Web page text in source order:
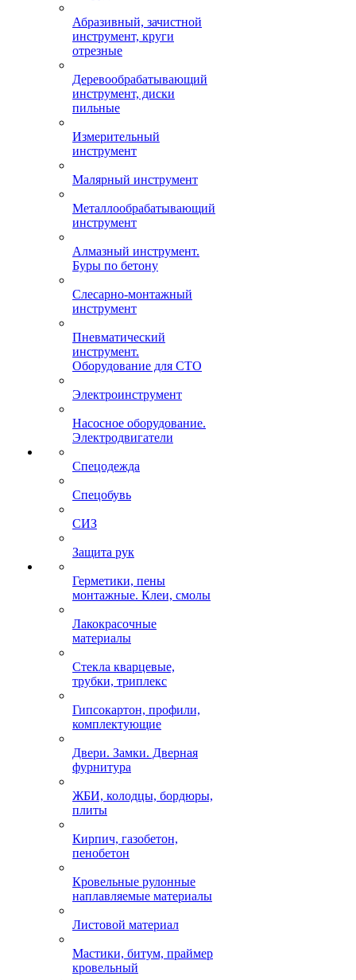
Абразивный, зачистной
инструмент, круги
отрезные
Деревообрабатывающий
инструмент, диски
пильные
Измерительный
инструмент
Малярный инструмент
Металлообрабатывающий
инструмент
Алмазный инструмент.
Буры по бетону
Слесарно-монтажный
инструмент
Пневматический
инструмент.
Оборудование для СТО
Электроинструмент
Насосное оборудование.
Электродвигатели
Спецодежда
Спецобувь
СИЗ
Защита рук
Герметики, пены
монтажные. Клеи, смолы
Лакокрасочные
материалы
Стекла кварцевые,
трубки, триплекс
Гипсокартон, профили,
комплектующие
Двери. Замки. Дверная
фурнитура
ЖБИ, колодцы, бордюры,
плиты
Кирпич, газобетон,
пенобетон
Кровельные рулонные
наплавляемые материалы
Листовой материал
Мастики, битум, праймер
кровельный